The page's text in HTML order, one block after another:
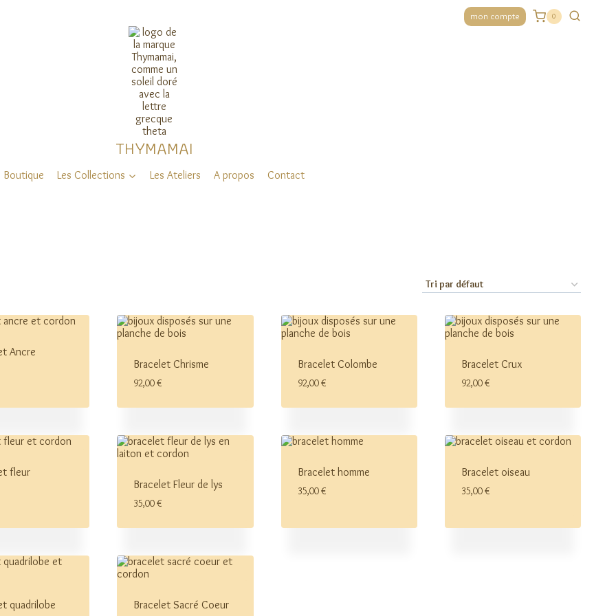
mon compte 0
THYMAMAI
Boutique Les Collections Les Ateliers A propos Contact
Ancre
Bracelet Chrisme
92,00€
Bracelet Colombe
92,00€
Bracelet Crux
92,00€
fleur
Bracelet Fleur de lys
35,00€
Bracelet homme
35,00€
Bracelet oiseau
35,00€
quadrilobe Bracelet Sacré Coeur